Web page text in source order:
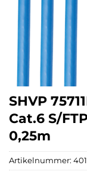
SHVP
Cat.6 S/
0,25m
Artikelnummer: